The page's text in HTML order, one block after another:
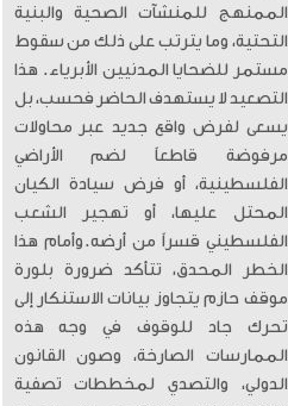
الممنهج للمنشآت الصحية والبنية
التحتية، وما يترتب على ذلك من سقوط
مستمر للضحايا المدنيين الأبرياء. ​ هذا
التصعيد لا يستهدف الحاضر فحسب، بل
يسعى لفرض واقع جديد عبر محاولات
مرفوضة قاطعاً لضم الأراضي
الفلسطينية، أو فرض سيادة الكيان
المحتل عليها، أو تهجير الشعب
الفلسطيني قسراً من أرضه. ​وأمام هذا
الخطر المحدق، تتأكد ضرورة بلورة
موقف حازم يتجاوز بيانات الاستنكار إلى
تحرك جاد للوقوف في وجه هذه
الممارسات الصارخة، وصون القانون
الدولي، والتصدي لمخططات تصفية